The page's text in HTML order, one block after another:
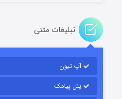
باب اسفنجی
قسمت۶ (زیرنویس)
تبلیغات متنی
آپ تیون
پنل پیامک